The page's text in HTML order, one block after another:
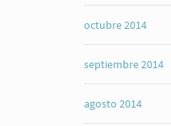
octubre 2014
septiembre 2014
agosto 2014